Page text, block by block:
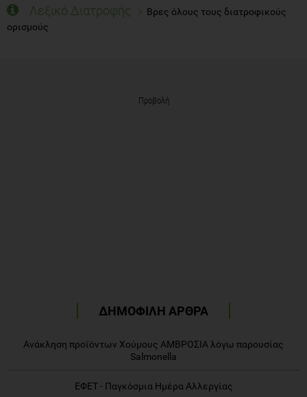
Λεξικό Διατροφής
Βρες όλους τους διατροφικούς
ορισμούς
Προβολή
ΔΗΜΟΦΙΛΗ ΑΡΘΡΑ
Ανάκληση προϊόντων Χούμους ΑΜΒΡΟΣΙΑ λόγω παρουσίας
Salmonella
ΕΦΕΤ - Παγκόσμια Ημέρα Αλλεργίας